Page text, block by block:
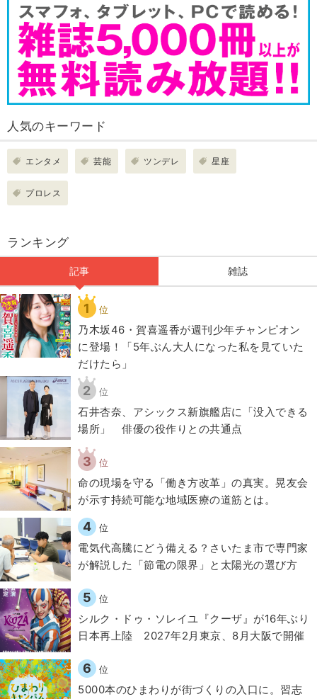
人気のキーワード
エンタメ 芸能 ツンデレ 星座
プロレス
ランキング
記事 雑誌
1 位
乃木坂46・賀喜遥香が週刊少年チャンピオン
に登場！「5年ぶん大人になった私を見ていた
だけたら」
2 位
石井杏奈、アシックス新旗艦店に「没入できる
場所」 俳優の役作りとの共通点
3 位
​命の現場を守る「働き方改革」の真実。晃友会
が示す持続可能な地域医療の道筋とは。
4 位
電気代高騰にどう備える？さいたま市で専門家
が解説した「節電の限界」と太陽光の選び方
5 位
シルク・ドゥ・ソレイユ『クーザ』が16年ぶり
日本再上陸 2027年2月東京、8月大阪で開催
6 位
5000本のひまわりが街づくりの入口に。習志